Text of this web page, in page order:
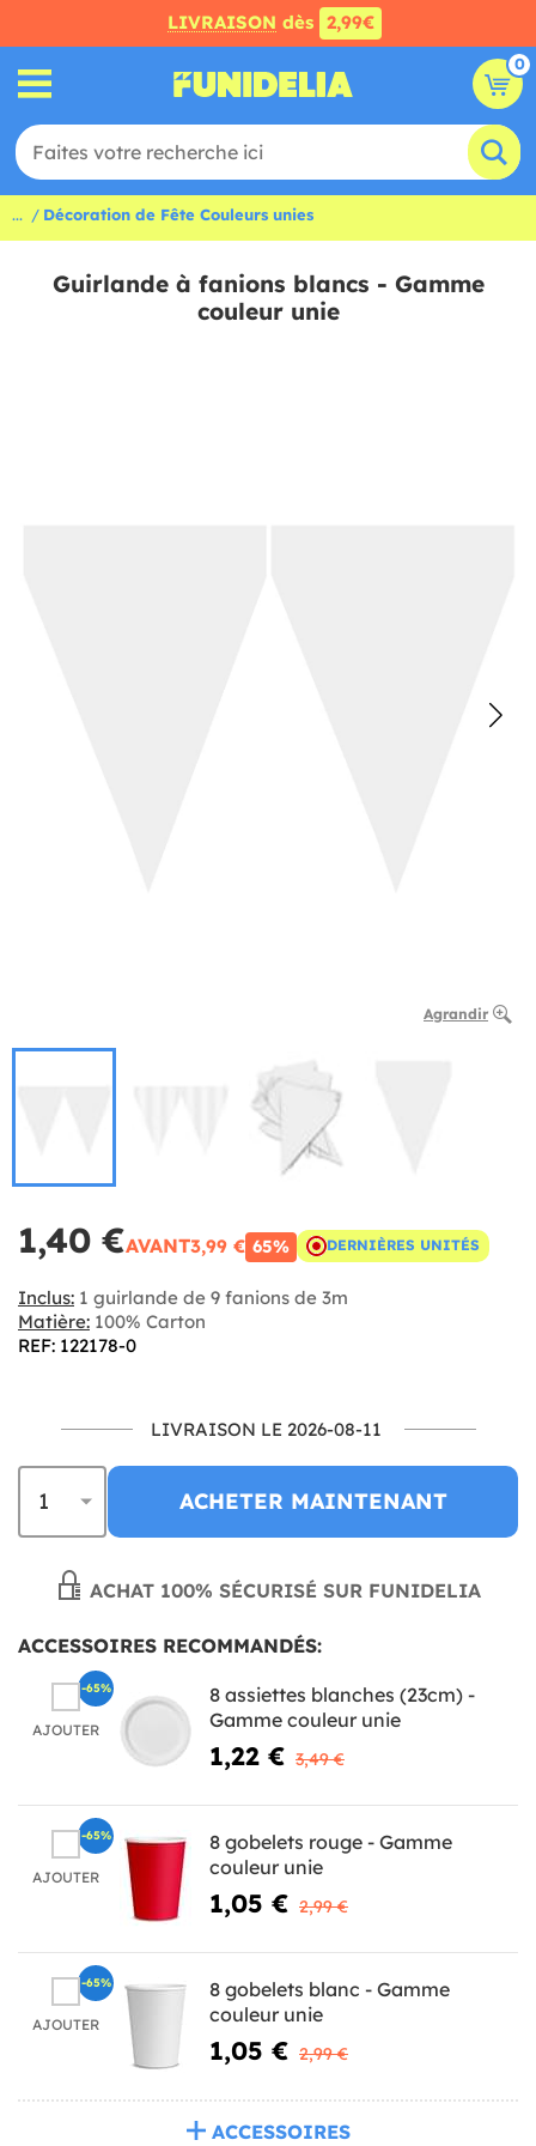
LIVRAISON dès 2,99€
0
... Décoration de Fête Couleurs unies
Guirlande à fanions blancs - Gamme
couleur unie
Agrandir
1,40 €AVANT3,99 € 65% DERNIÈRES UNITÉS
Inclus: 1 guirlande de 9 fanions de 3m
Matière: 100% Carton
REF: 122178-0
LIVRAISON LE 2026-08-11
ACHETER MAINTENANT
ACHAT 100% SÉCURISÉ SUR FUNIDELIA
ACCESSOIRES RECOMMANDÉS:
AJOUTER
8 assiettes blanches (23cm) -
Gamme couleur unie
1,22 € 3,49 €
-65%
AJOUTER
8 gobelets rouge - Gamme
couleur unie
1,05 € 2,99 €
-65%
AJOUTER
8 gobelets blanc - Gamme
couleur unie
1,05 € 2,99 €
-65%
ACCESSOIRES